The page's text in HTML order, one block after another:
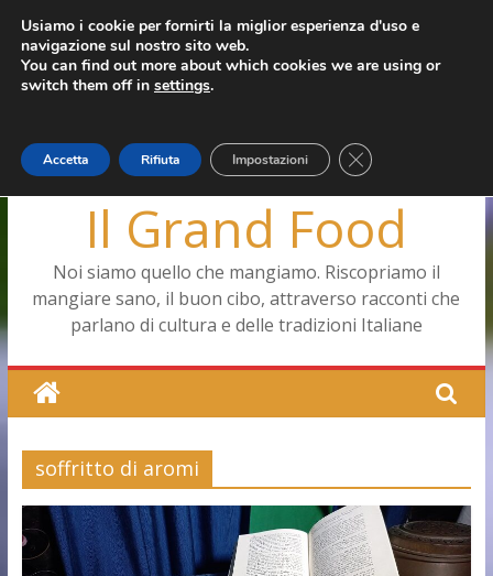
Salta
contenuto
mercoledì, Agosto 5, 2026
Ultimo: Pizza a Corte
Menopausa, una forma smagliante senza età
Capodimonte, ritorna la tavola di corte
Il Grand Food
Noi siamo quello che mangiamo. Riscopriamo il
mangiare sano, il buon cibo, attraverso racconti che
parlano di cultura e delle tradizioni Italiane
soffritto di aromi
Usiamo i cookie per fornirti la miglior esperienza d'uso e
navigazione sul nostro sito web.
You can find out more about which cookies we are using or
switch them off in settings.
Accetta Rifiuta Impostazioni Close GDPR